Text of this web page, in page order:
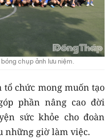
chụp ảnh lưu niệm.
tổ chức mong muốn tạo
phần nâng cao đời
sức khỏe cho đoàn
những giờ làm việc.